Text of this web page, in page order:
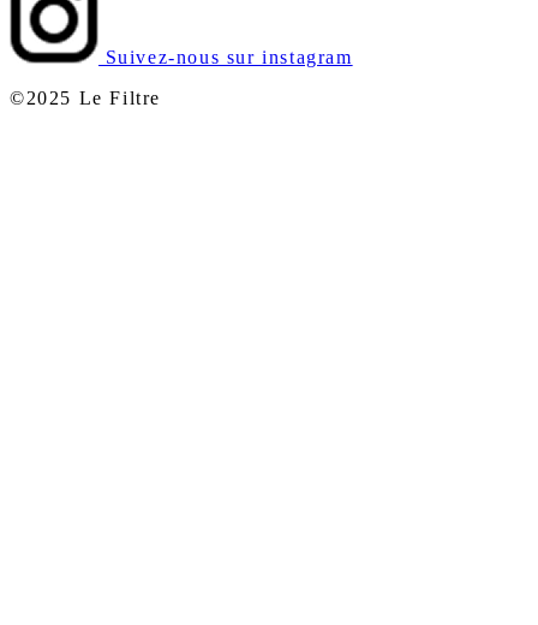
Suivez-nous sur instagram
©2025 Le Filtre